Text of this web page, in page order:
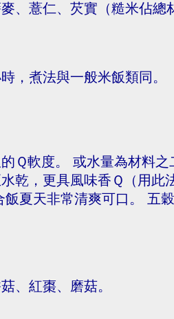
、薏仁、芡實（糙米佔總
，煮法與一般米飯類同。
Ｑ軟度。 或水量為材料
乾，更具風味香Ｑ（用此
夏天非常清爽可口。 五
、紅棗、磨菇。